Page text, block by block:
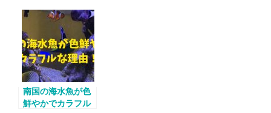
ている！
南国の海水魚が色
鮮やかでカラフル